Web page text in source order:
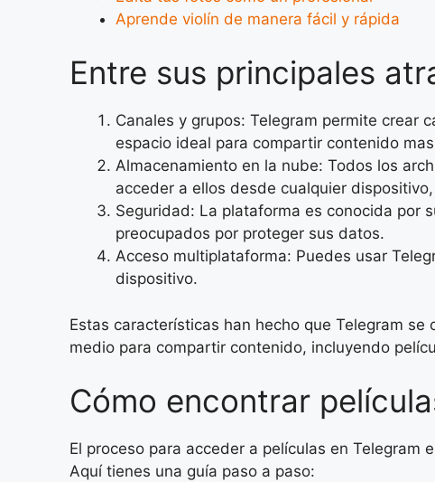
Aprende violín de manera fácil y rápida
Entre sus principales
Canales y grupos: Telegram permite crear
espacio ideal para compartir contenido
Almacenamiento en la nube: Todos los
acceder a ellos desde cualquier
Seguridad: La plataforma es conocida por
preocupados por proteger sus datos.
Acceso multiplataforma: Puedes usar
dispositivo.
Estas características han hecho que Telegram
medio para compartir contenido, incluyendo
Cómo encontrar
El proceso para acceder a películas en
Aquí tienes una guía paso a paso: